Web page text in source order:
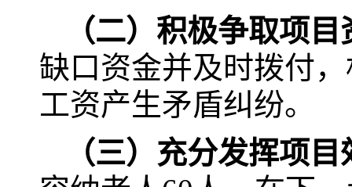
（二）积极争取项
缺口资金并及时拨付
工资产生矛盾纠纷。
（三）充分发挥项